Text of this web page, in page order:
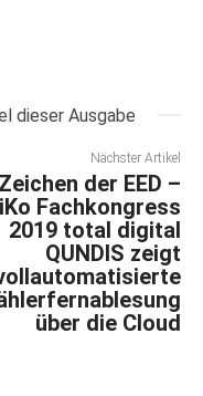
dieser Ausgabe
Nächster Artikel
der EED –
Fachkongress
2019 total digital
QUNDIS zeigt
über die Cloud